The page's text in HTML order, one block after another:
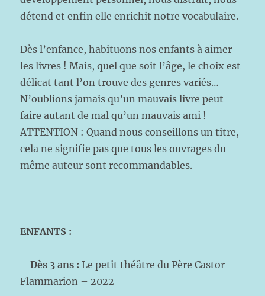
détend et enfin elle enrichit notre vocabulaire.
Dès l’enfance, habituons nos enfants à aimer
les livres ! Mais, quel que soit l’âge, le choix est
délicat tant l’on trouve des genres variés…
N’oublions jamais qu’un mauvais livre peut
faire autant de mal qu’un mauvais ami !
ATTENTION : Quand nous conseillons un titre,
cela ne signifie pas que tous les ouvrages du
même auteur sont recommandables.
ENFANTS :
–Dès 3 ans :Le petit théâtre du Père Castor –
Flammarion – 2022